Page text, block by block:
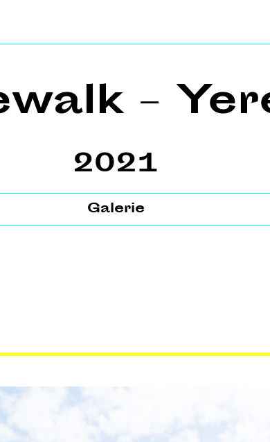
–
2021
Galerie